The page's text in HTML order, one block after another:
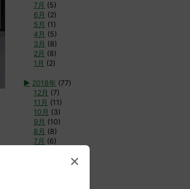
7月 (5)
6月 (2)
5月 (1)
4月 (5)
3月 (8)
2月 (8)
1月 (2)
► 2018年 (77)
12月 (7)
11月 (11)
10月 (3)
9月 (10)
8月 (8)
7月 (6)
×